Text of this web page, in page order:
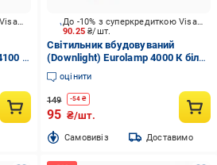
До -10% з суперкредиткою Visa Вигода
К
90.25₴/шт.
До -10% з суперкредиткою Visa Вигода
Світильник вбудовуваний
(Downlight) Eurolamp 4000 К білий
LED-DLS-5/4(new)
оцінити
149 -54 ₴
95 ₴/шт.
Cамовивіз Доставимо